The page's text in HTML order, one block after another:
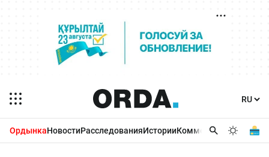
ОрдынкаНовостиРасследованияИсторииКомментарииБизнес